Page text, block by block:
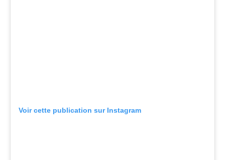
Voir cette publication sur Instagram